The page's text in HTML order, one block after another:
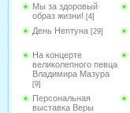
Мы за здоровый
образ жизни! [4]
День Нептуна [29]
На концерте
великолепного певца
Владимира Мазура
[9]
Персональная
выставка Веры